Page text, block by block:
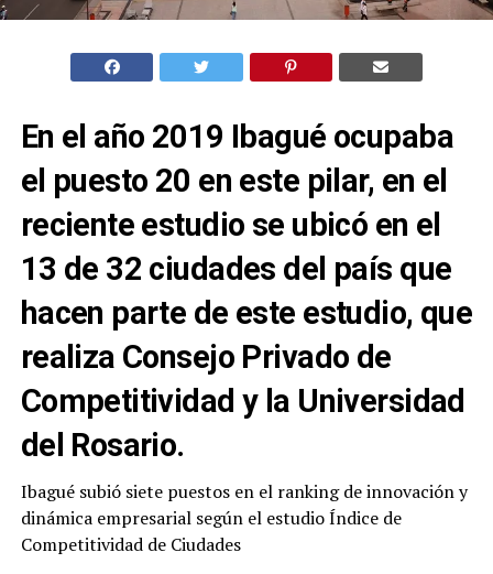
En el año 2019 Ibagué ocupaba
el puesto 20 en este pilar, en el
reciente estudio se ubicó en el
13 de 32 ciudades del país que
hacen parte de este estudio, que
realiza Consejo Privado de
Competitividad y la Universidad
del Rosario.
Ibagué subió siete puestos en el ranking de innovación y
dinámica empresarial según el estudio Índice de
Competitividad de Ciudades